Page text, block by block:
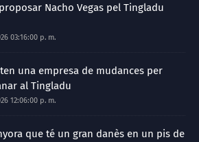
Nacho Vegas pel Tingladu
03:16:00 p. m.
una empresa de mudances per
al Tingladu
12:06:00 p. m.
que té un gran danès en un pis de